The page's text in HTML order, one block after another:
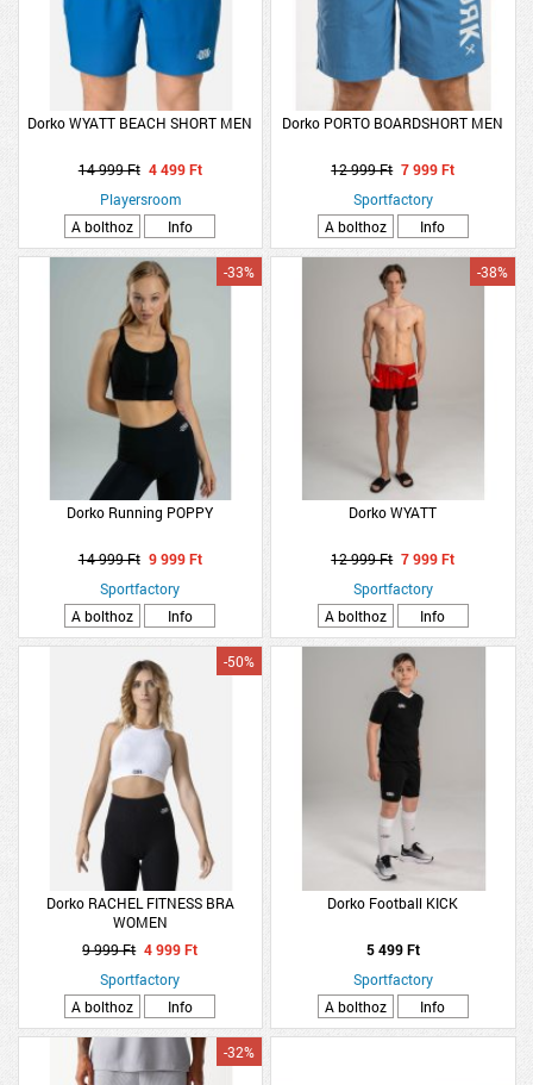
Dorko WYATT BEACH SHORT MEN
14 999 Ft 4 499 Ft
Playersroom
A bolthoz
Info
Dorko PORTO BOARDSHORT MEN
12 999 Ft 7 999 Ft
Sportfactory
A bolthoz
Info
Dorko Running POPPY
-33%
14 999 Ft 9 999 Ft
Sportfactory
A bolthoz
Info
Dorko WYATT
-38%
12 999 Ft 7 999 Ft
Sportfactory
A bolthoz
Info
Dorko RACHEL FITNESS BRA
WOMEN
-50%
9 999 Ft 4 999 Ft
Sportfactory
A bolthoz
Info
Dorko Football KICK
5 499 Ft
Sportfactory
A bolthoz
Info
-32%